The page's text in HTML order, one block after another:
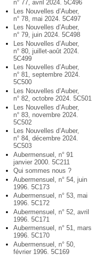
n° 77, avril 2024. 5C496
Les Nouvelles d’Auber,
n° 78, mai 2024. 5C497
Les Nouvelles d’Auber,
n° 79, juin 2024. 5C498
Les Nouvelles d’Auber,
n° 80, juillet-août 2024.
5C499
Les Nouvelles d’Auber,
n° 81, septembre 2024.
5C500
Les Nouvelles d’Auber,
n° 82, octobre 2024. 5C501
Les Nouvelles d’Auber,
n° 83, novembre 2024.
5C502
Les Nouvelles d’Auber,
n° 84, décembre 2024.
5C503
Aubermensuel, n° 91
janvier 2000. 5C211
Qui sommes nous ?
Aubermensuel, n° 54, juin
1996. 5C173
Aubermensuel, n° 53, mai
1996. 5C172
Aubermensuel, n° 52, avril
1996. 5C171
Aubermensuel, n° 51, mars
1996. 5C170
Aubermensuel, n° 50,
février 1996. 5C169